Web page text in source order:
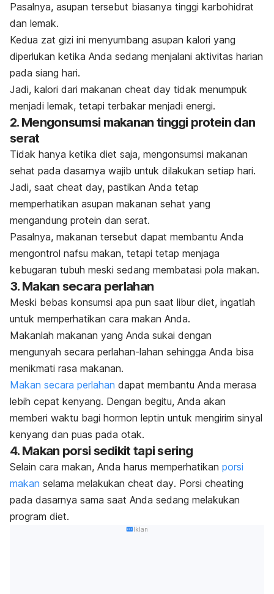
Pasalnya, asupan tersebut biasanya tinggi karbohidrat
dan lemak.
Kedua zat gizi ini menyumbang asupan kalori yang
diperlukan ketika Anda sedang menjalani aktivitas harian
pada siang hari.
Jadi, kalori dari makanan cheat day tidak menumpuk
menjadi lemak, tetapi terbakar menjadi energi.
2. Mengonsumsi makanan tinggi protein dan
serat
Tidak hanya ketika diet saja, mengonsumsi makanan
sehat pada dasarnya wajib untuk dilakukan setiap hari.
Jadi, saat cheat day, pastikan Anda tetap
memperhatikan asupan makanan sehat yang
mengandung protein dan serat.
Pasalnya, makanan tersebut dapat membantu Anda
mengontrol nafsu makan, tetapi tetap menjaga
kebugaran tubuh meski sedang membatasi pola makan.
3. Makan secara perlahan
Meski bebas konsumsi apa pun saat libur diet, ingatlah
untuk memperhatikan cara makan Anda.
Makanlah makanan yang Anda sukai dengan
mengunyah secara perlahan-lahan sehingga Anda bisa
menikmati rasa makanan.
Makan secara perlahan dapat membantu Anda merasa
lebih cepat kenyang. Dengan begitu, Anda akan
memberi waktu bagi hormon leptin untuk mengirim sinyal
kenyang dan puas pada otak.
4. Makan porsi sedikit tapi sering
Selain cara makan, Anda harus memperhatikan porsi
makan selama melakukan cheat day. Porsi cheating
pada dasarnya sama saat Anda sedang melakukan
program diet.
Iklan